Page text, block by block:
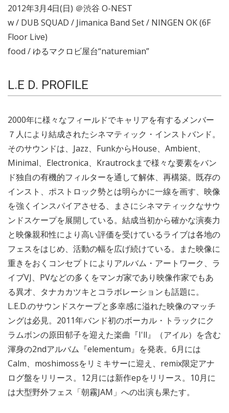
2012年3月4日(日) ＠渋谷 O-NEST
w / DUB SQUAD / Jimanica Band Set / NINGEN OK (6F
Floor Live)
food / ゆるマクロビ屋台“naturemian”
L.E D. PROFILE
2000年に様々なフィールドでキャリアを有するメンバー
７人により結成されたシネマティック・インストバンド。
そのサウンドは、Jazz、FunkからHouse、Ambient、
Minimal、Electronica、Krautrockまで様々な要素をバン
ド独自の有機的フィルターを通して解体、再構築。既存の
インスト、ポストロック勢とは明らかに一線を画す、映像
を強くインスパイアさせる、まさにシネマティックなサウ
ンドスケープを展開している。結成当初から確かな演奏力
と映像親和性により高い評価を受けているライブは各地の
フェスをはじめ、活動の幅を広げ続けている。また映像に
重きをおくコンセプトによりアルバム・アートワーク、ラ
イブVJ、PVなどの多くをマンガ家であり映像作家でもあ
る異才、タナカカツキとコラボレーションも話題に。
L.E.D.のサウンドスケープと多幸感に溢れた映像のマッチ
ングは必見。2011年バンド初のボーカル・トラックにク
ラムボンの原田郁子を迎えた楽曲『I'll』（アイル）を含む
渾身の2ndアルバム『elementum』を発表。6月には
Calm、moshimossをリミキサーに迎え、remix限定アナ
ログ盤をリリース。12月には新作epをリリース。10月に
は大型野外フェス「朝霧JAM」への出演も果たす。